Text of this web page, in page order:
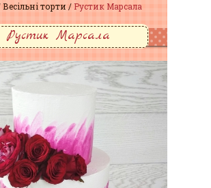
Весільні торти Рустик Марсала
Рустик Марсала